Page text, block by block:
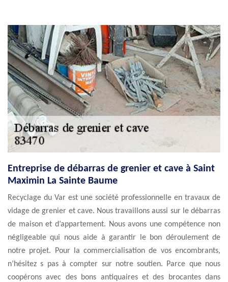
Entreprise de débarras de grenier et cave à Saint
Maximin La Sainte Baume
Recyclage du Var est une société professionnelle en travaux de
vidage de grenier et cave. Nous travaillons aussi sur le débarras
de maison et d’appartement. Nous avons une compétence non
négligeable qui nous aide à garantir le bon déroulement de
notre projet. Pour la commercialisation de vos encombrants,
n’hésitez s pas à compter sur notre soutien. Parce que nous
coopérons avec des bons antiquaires et des brocantes dans